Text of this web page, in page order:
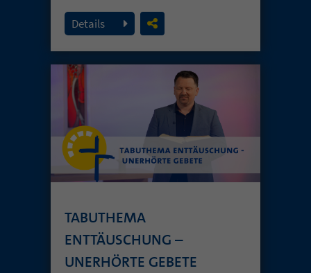
Details
TABUTHEMA
ENTTÄUSCHUNG –
UNERHÖRTE GEBETE